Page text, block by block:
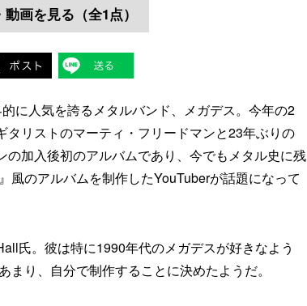
画を見る（全1点）
に人気を誇るメタルバンド、メガデス。今年の2
リストのマーティ・フリードマンと23年ぶりの
加入後初のアルバムであり、今でもメタル史に残
風のアルバムを制作したYouTuberが話題になって
氏。彼は特に1990年代のメガデスが好きなよう
り、自分で制作することに決めたようだ。